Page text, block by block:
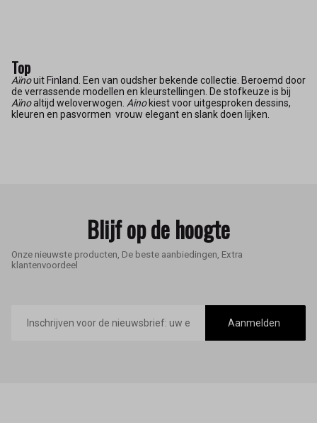
Top
Aïnouit Finland. Een van oudsher bekende collectie. Beroemd door
de verrassende modellen en kleurstellingen. De stofkeuze is bij
Aïnoaltijd weloverwogen. Ainokiest voor uitgesproken dessins,
kleuren en pasvormen vrouw elegant en slank doen lijken.
Blijf op de hoogte
Onze nieuwste producten, De beste aanbiedingen, Extra
klantenvoordeel
mailadres
Aanmelden